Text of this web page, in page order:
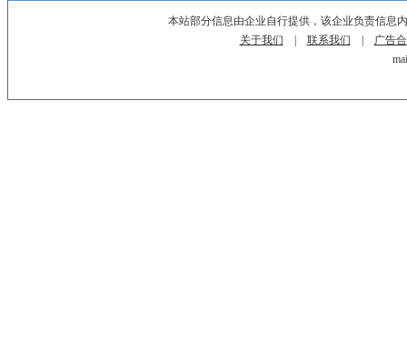
本站部分信息由企业自行提供，该企业负责信息
关于我们
联系我们
广告